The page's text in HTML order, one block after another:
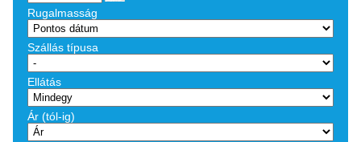
Rugalmasság
Szállás típusa
Ellátás
Ár (tól-ig)